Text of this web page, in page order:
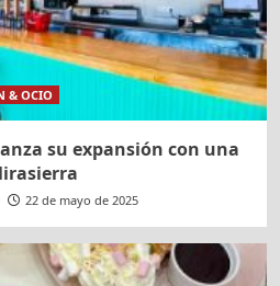
& OCIO
su expansión con una
22 de mayo de 2025